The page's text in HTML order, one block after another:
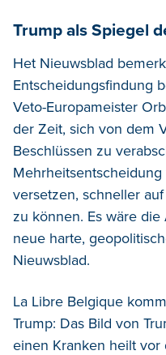
Trump als Spiegel
Het Nieuwsblad
Entscheidungsfindung
Veto-Europameister
der Zeit, sich von dem
Beschlüssen zu
versetzen, schneller
zu können. Es wäre
neue harte,
Nieuwsblad.
La Libre Belgique
Trump: Das Bild von
einen Kranken heilt